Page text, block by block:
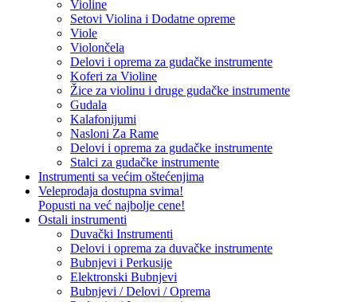
Violine
Setovi Violina i Dodatne opreme
Viole
Violončela
Delovi i oprema za gudačke instrumente
Koferi za Violine
Žice za violinu i druge gudačke instrumente
Gudala
Kalafonijumi
Nasloni Za Rame
Delovi i oprema za gudačke instrumente
Stalci za gudačke instrumente
Instrumenti sa većim oštećenjima
Veleprodaja dostupna svima!
Popusti na već najbolje cene!
Ostali instrumenti
Duvački Instrumenti
Delovi i oprema za duvačke instrumente
Bubnjevi i Perkusije
Elektronski Bubnjevi
Bubnjevi / Delovi / Oprema